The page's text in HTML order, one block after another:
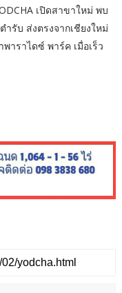
เปิดสาขาใหม่ พบ
รับ ส่งตรงจากเชียงใหม่
ราไดซ์ พาร์ค เมื่อเร็ว